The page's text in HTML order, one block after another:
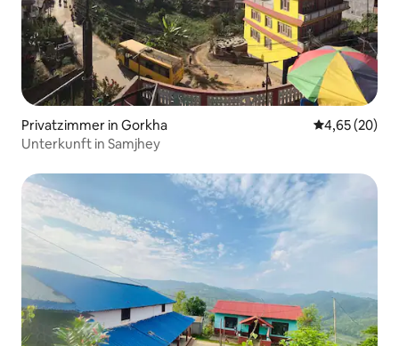
Privatzimmer in Gorkha
4,65 (20)
Unterkunft in Samjhey